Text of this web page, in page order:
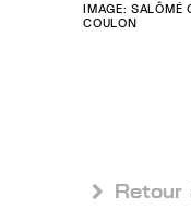
IMAGE: SALÔMÉ
COULON
 Retour